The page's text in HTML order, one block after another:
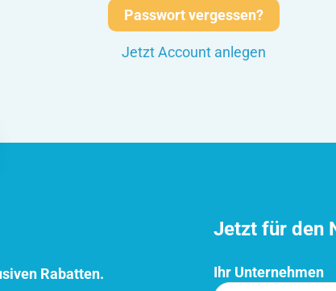
Passwort vergessen?
Jetzt Account anlegen
Rabatten.
Jetzt für den
Ihr Unternehmen